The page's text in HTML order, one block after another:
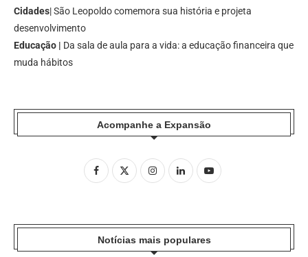
Cidades| São Leopoldo comemora sua história e projeta
desenvolvimento
Educação | Da sala de aula para a vida: a educação financeira que
muda hábitos
Acompanhe a Expansão
Notícias mais populares